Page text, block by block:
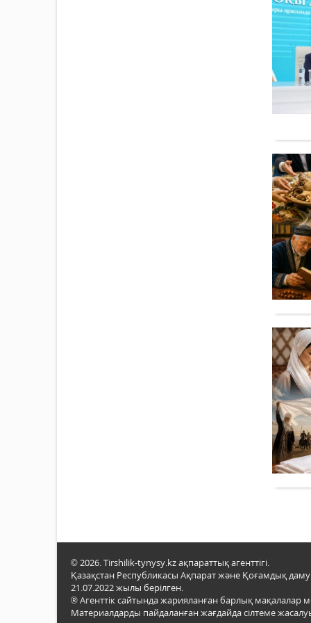
© 2026. Tirshilik-tynysy.kz ақпараттық агенттігі.
Қазақстан Республикасы Ақпарат және Қоғамдық даму
21.07.2022 жылы берілген.
® Агенттік сайтында жарияланған барлық
Материалдарды пайдаланған жағдайда сілтеме